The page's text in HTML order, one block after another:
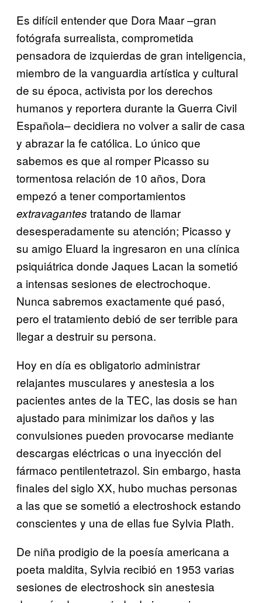
Es difícil entender que Dora Maar –gran
fotógrafa surrealista, comprometida
pensadora de izquierdas de gran inteligencia,
miembro de la vanguardia artística y cultural
de su época, activista por los derechos
humanos y reportera durante la Guerra Civil
Española– decidiera no volver a salir de casa
y abrazar la fe católica. Lo único que
sabemos es que al romper Picasso su
tormentosa relación de 10 años, Dora
empezó a tener comportamientos
extravagantes tratando de llamar
desesperadamente su atención; Picasso y
su amigo Eluard la ingresaron en una clínica
psiquiátrica donde Jaques Lacan la sometió
a intensas sesiones de electrochoque.
Nunca sabremos exactamente qué pasó,
pero el tratamiento debió de ser terrible para
llegar a destruir su persona.
Hoy en día es obligatorio administrar
relajantes musculares y anestesia a los
pacientes antes de la TEC, las dosis se han
ajustado para minimizar los daños y las
convulsiones pueden provocarse mediante
descargas eléctricas o una inyección del
fármaco pentilentetrazol. Sin embargo, hasta
finales del siglo XX, hubo muchas personas
a las que se sometió a electroshock estando
conscientes y una de ellas fue Sylvia Plath.
De niña prodigio de la poesía americana a
poeta maldita, Sylvia recibió en 1953 varias
sesiones de electroshock sin anestesia